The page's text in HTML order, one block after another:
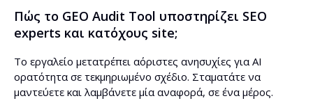
Πώς το GEO Audit Tool υποστηρίζει SEO
experts και κατόχους site;
Το εργαλείο μετατρέπει αόριστες ανησυχίες για AI
ορατότητα σε τεκμηριωμένο σχέδιο. Σταματάτε να
μαντεύετε και λαμβάνετε μία αναφορά, σε ένα μέρος.